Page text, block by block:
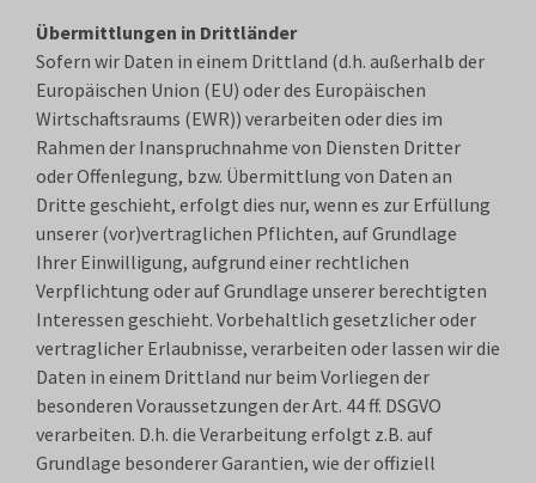
Übermittlungen in Drittländer
Sofern wir Daten in einem Drittland (d.h. außerhalb der
Europäischen Union (EU) oder des Europäischen
Wirtschaftsraums (EWR)) verarbeiten oder dies im
Rahmen der Inanspruchnahme von Diensten Dritter
oder Offenlegung, bzw. Übermittlung von Daten an
Dritte geschieht, erfolgt dies nur, wenn es zur Erfüllung
unserer (vor)vertraglichen Pflichten, auf Grundlage
Ihrer Einwilligung, aufgrund einer rechtlichen
Verpflichtung oder auf Grundlage unserer berechtigten
Interessen geschieht. Vorbehaltlich gesetzlicher oder
vertraglicher Erlaubnisse, verarbeiten oder lassen wir die
Daten in einem Drittland nur beim Vorliegen der
besonderen Voraussetzungen der Art. 44 ff. DSGVO
verarbeiten. D.h. die Verarbeitung erfolgt z.B. auf
Grundlage besonderer Garantien, wie der offiziell